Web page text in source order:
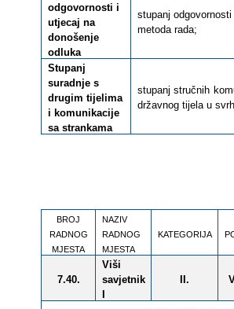
odgovornosti i
utjecaj na
donošenje
odluka
stupanj
metoda rada;
Stupanj
suradnje s
drugim tijelima
i komunikacije
sa strankama
stupanj stručnih
državnog tijela u
BROJ
RADNOG
MJESTA
NAZIV
RADNOG
MJESTA
KATEGORIJA
7.40.
Viši
savjetnik
I
II.